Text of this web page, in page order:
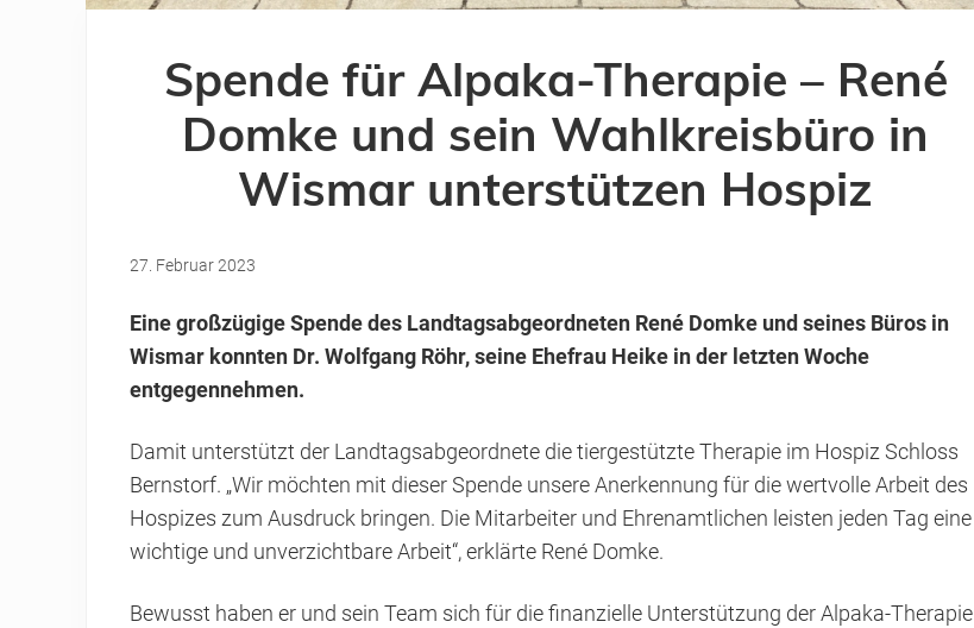
Spende für Alpaka-Therapie – René
Domke und sein Wahlkreisbüro in
Wismar unterstützen Hospiz
27. Februar 2023
Eine großzügige Spende des Landtagsabgeordneten René Domke und seines Büros in
Wismar konnten Dr. Wolfgang Röhr, seine Ehefrau Heike in der letzten Woche
entgegennehmen.
Damit unterstützt der Landtagsabgeordnete die tiergestützte Therapie im Hospiz Schloss
Bernstorf. „Wir möchten mit dieser Spende unsere Anerkennung für die wertvolle Arbeit des
Hospizes zum Ausdruck bringen. Die Mitarbeiter und Ehrenamtlichen leisten jeden Tag eine
wichtige und unverzichtbare Arbeit“, erklärte René Domke.
Bewusst haben er und sein Team sich für die finanzielle Unterstützung der Alpaka-Therapie